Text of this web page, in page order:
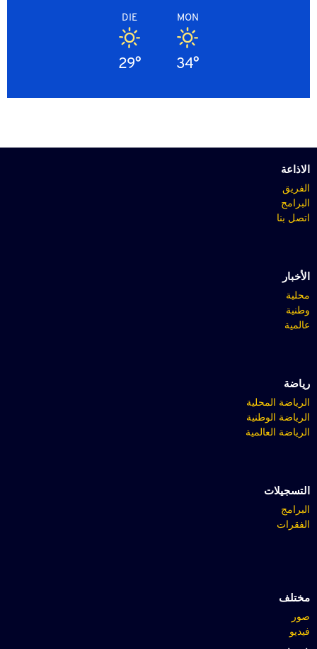
MON
34°
DIE
29°
الاذاعة
الفريق
البرامج
اتصل بنا
الأخبار
محلية
وطنية
عالمية
رياضة
الرياضة المحلية
الرياضة الوطنية
الرياضة العالمية
التسجيلات
البرامج
الفقرات
مختلف
صور
فيديو